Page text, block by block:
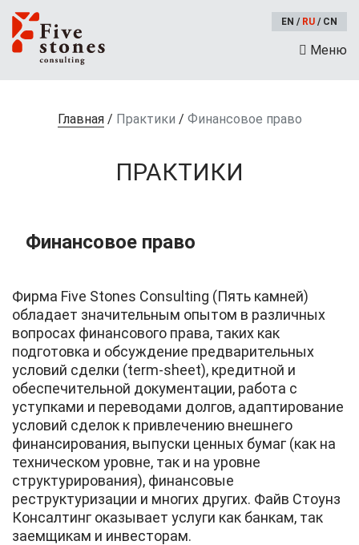
EN / RU / CN
Меню
Главная / Практики / Финансовое право
ПРАКТИКИ
Финансовое право
Фирма Five Stones Consulting (Пять камней)
обладает значительным опытом в различных
вопросах финансового права, таких как
подготовка и обсуждение предварительных
условий сделки (term-sheet), кредитной и
обеспечительной документации, работа с
уступками и переводами долгов, адаптирование
условий сделок к привлечению внешнего
финансирования, выпуски ценных бумаг (как на
техническом уровне, так и на уровне
структурирования), финансовые
реструктуризации и многих других. Файв Стоунз
Консалтинг оказывает услуги как банкам, так
заемщикам и инвесторам.